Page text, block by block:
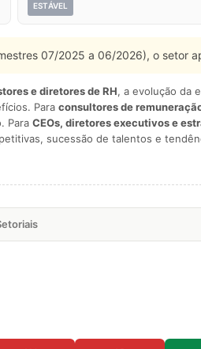
ESTÁVEL
07/2025 a 06/2026), o setor
e diretores de RH, a evolução da
Para consultores de
Para CEOs, diretores executivos e
sucessão de talentos e